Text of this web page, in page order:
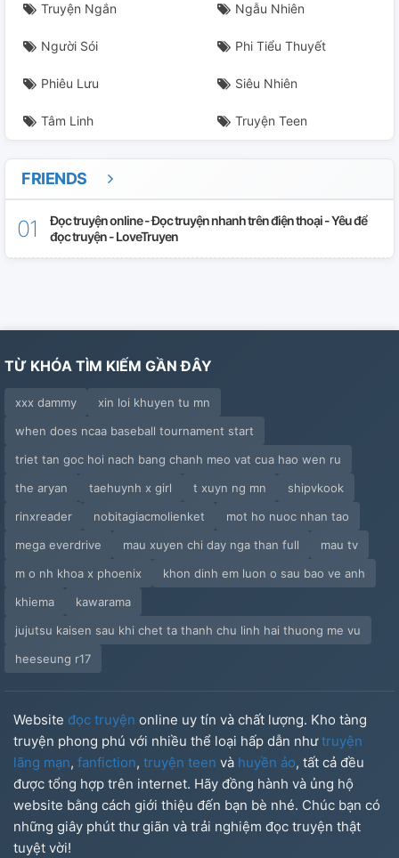
Truyện Ngắn Ngẫu Nhiên
Người Sói Phi Tiểu Thuyết
Phiêu Lưu Siêu Nhiên
Tâm Linh Truyện Teen
FRIENDS
Đọc truyện online - Đọc truyện nhanh trên điện thoại - Yêu để
đọc truyện - LoveTruyen
TỪ KHÓA TÌM KIẾM GẦN ĐÂY
xxx dammy
xin loi khuyen tu mn
when does ncaa baseball tournament start
triet tan goc hoi nach bang chanh meo vat cua hao wen ru
the aryan
taehuynh x girl t xuyn ng mn
shipvkook
rinxreader
nobitagiacmolienket
mot ho nuoc nhan tao
mega everdrive
mau xuyen chi day nga than full
mau tv
m o nh khoa x phoenix
khon dinh em luon o sau bao ve anh
khiema
kawarama
jujutsu kaisen sau khi chet ta thanh chu linh hai thuong me vu
heeseung r17
Website đọc truyện online uy tín và chất lượng. Kho tàng
truyện phong phú với nhiều thể loại hấp dẫn nhưtruyện
lãng mạn, fanfiction, truyện teen và huyền ảo, tất cả đều
được tổng hợp trên internet. Hãy đồng hành và ủng hộ
website bằng cách giới thiệu đến bạn bè nhé. Chúc bạn có
những giây phút thư giãn và trải nghiệm đọc truyện thật
tuyệt vời!